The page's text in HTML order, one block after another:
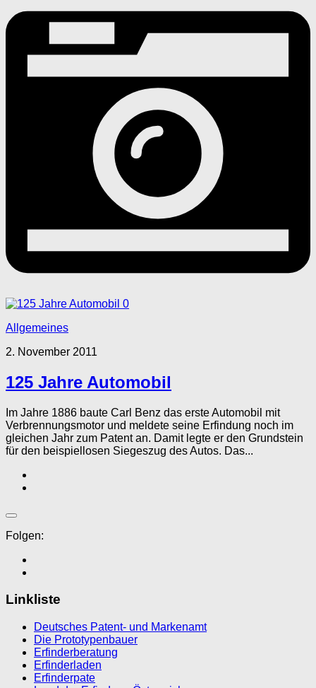
0
Allgemeines
2. November 2011
125 Jahre Automobil
Im Jahre 1886 baute Carl Benz das erste Automobil mit
Verbrennungsmotor und meldete seine Erfindung noch im
gleichen Jahr zum Patent an. Damit legte er den Grundstein
für den beispiellosen Siegeszug des Autos. Das...
Folgen:
Linkliste
Deutsches Patent- und Markenamt
Die Prototypenbauer
Erfinderberatung
Erfinderladen
Erfinderpate